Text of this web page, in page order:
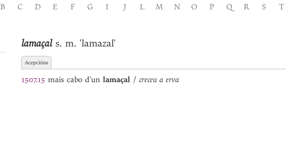
B C D E F G I J L M N O P Q R S T
lamaçal s. m. 'lamazal'
Acepcións
1507.15 mais cabo d’un lamaçal / creceu a erva